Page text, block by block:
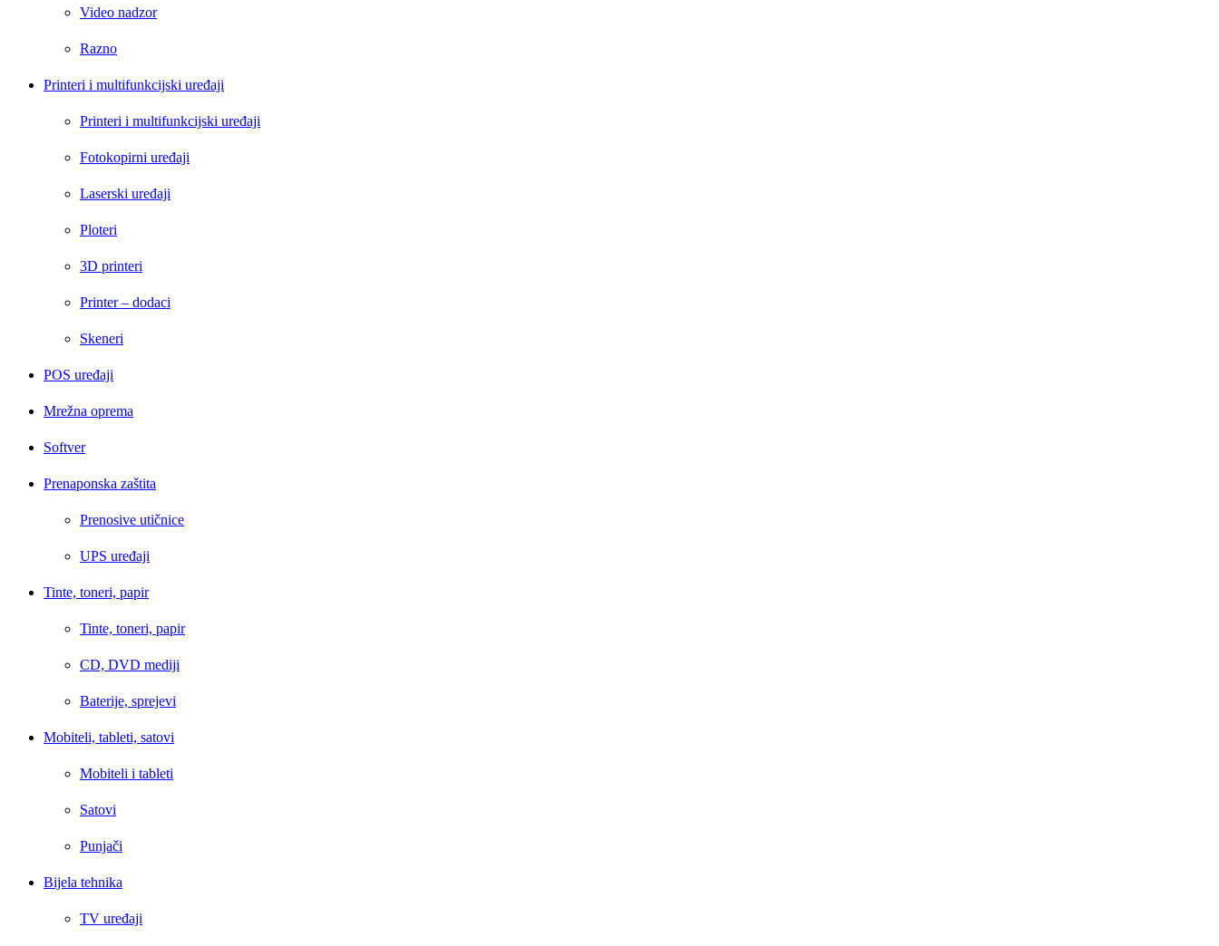
Video nadzor
Razno
Printeri i multifunkcijski uređaji
Printeri i multifunkcijski uređaji
Fotokopirni uređaji
Laserski uređaji
Ploteri
3D printeri
Printer – dodaci
Skeneri
POS uređaji
Mrežna oprema
Softver
Prenaponska zaštita
Prenosive utičnice
UPS uređaji
Tinte, toneri, papir
Tinte, toneri, papir
CD, DVD mediji
Baterije, sprejevi
Mobiteli, tableti, satovi
Mobiteli i tableti
Satovi
Punjači
Bijela tehnika
TV uređaji